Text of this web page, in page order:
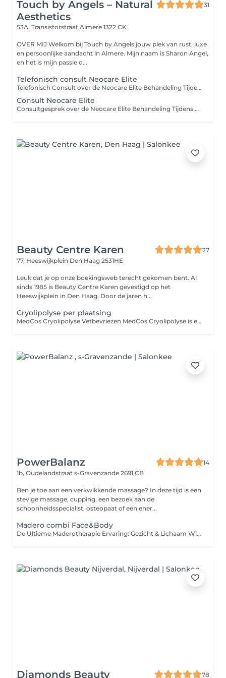
Touch by Angels – Natural
Aesthetics
31
53A, Transistorstraat Almere 1322 CK
OVER MIJ Welkom bij Touch by Angels jouw plek van rust, luxe
en persoonlijke aandacht in Almere. Mijn naam is Sharon Angel,
en het is mijn passie o...
Telefonisch consult Neocare Elite
Telefonisch Consult over de Neocare Elite Behandeling Tijdens een telefonisch consult bespreken we uw wensen en verwachtingen rondom de Neocare Elite behandeling. We leggen uit hoe deze innovatieve techniek werkt en welke voordelen het voor u kan bieden. Tijdens het gesprek: Bespreken we uw huid- en lichaamsdoelen Leggen we de werking en voordelen van de Neocare Elite uit Krijgt u persoonlijk advies op basis van uw behoeften Is er ruimte voor al uw vragen Wilt u ontdekken wat de Neocare Elite voor u kan betekenen? Laat het weten, dan plannen we een telefonisch consult in!
Consult Neocare Elite
Consultgesprek over de Neocare Elite Behandeling Tijdens een vrijblijvend consultgesprek bespreken we uw wensen en verwachtingen rondom de Neocare Elite behandeling. We leggen uit hoe deze innovatieve techniek werkt en welke voordelen het voor u kan bieden. Tijdens het gesprek: Bespreken we uw huid- en lichaamsdoelen Leggen we de werking en voordelen van de Neocare Elite uit Krijgt u persoonlijk advies op basis van uw behoeften Is er ruimte voor al uw vragen Wilt u ontdekken wat de Neocare Elite voor u kan betekenen? Plan dan een consult en laat u informeren over deze revolutionaire behandeling!
Beauty Centre Karen
27
77, Heeswijkplein Den Haag 2531HE
Leuk dat je op onze boekingsweb terecht gekomen bent. Al
sinds 1985 is Beauty Centre Karen gevestigd op het
Heeswijkplein in Den Haag. Door de jaren h...
Cryolipolyse per plaatsing
MedCos Cryolipolyse Vetbevriezen MedCos Cryolipolyse is een niet-invasieve behandeling waarmee plaatselijk vet effectief wordt verminderd door gecontroleerd afkoelen van vetcellen. De vetcellen worden op natuurlijke wijze door het lichaam afgevoerd, waardoor de behandelde zones slanker en strakker worden. Ideaal voor buik, lovehandles, dijen en andere probleemzones, zonder chirurgie of herstelperiode.
PowerBalanz
14
1b, Oudelandstraat s-Gravenzande 2691 CB
Ben je toe aan een verkwikkende massage? In deze tijd is een
stevige massage, cupping, een bezoek aan de
schoonheidsspecialist, osteopaat of een ener...
Madero combi Face&Body
De Ultieme Maderotherapie Ervaring: Gezicht & Lichaam Wil je het maximale uit je behandeling halen? Combineer dan de kracht van maderotherapie voor zowel je lichaam als je gezicht. Terwijl de lichaamsbehandeling zich richt op contouring, cellulite-vermindering en lymfedrainage, zorgt de gezichtsmassage voor een natuurlijke lift en een stralende glow. Waarom kiezen voor de combinatie? Totale Detox: Stimuleer de lymfestroom in je gehele lichaam én gezicht voor een optimaal zuiverend effect. Complete Ontspanning: Ervaar de diepe rust van een volledige lichaamsbehandeling, gevolgd door de verfijnde technieken voor het gezicht en decolleté. Van Top tot Teen Zelfverzekerd: Werk gelijktijdig aan een strakker silhouet en een frisse, verjongde uitstraling. Onze Combinatie Dit is de ideale behandeling: Madero Body (60 min): Keuze uit benen/billen of buik/armen. Madero Face (30 min): Focus op gezicht, hals en decolleté. Madero Totaal: Een complete wellness-ervaring waarbij we zowel het lichaam als het gezicht behandelen in één uitgebreide sessie.
Diamonds Beauty 78